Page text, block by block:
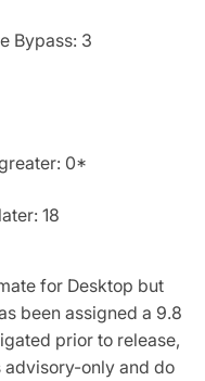
Bypass: 3
0*
18
for Desktop but
been assigned a 9.8
prior to release,
only and do